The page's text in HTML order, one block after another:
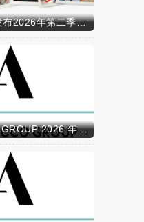
Airbnb爱彼迎发布2026年第二季度财务业绩
THE ADECCO GROUP 2026 年半年报